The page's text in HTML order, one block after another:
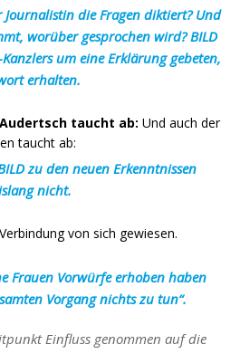
die Fragen diktiert? Und
worüber gesprochen wird? BILD
um eine Erklärung gebeten,
erhalten.
taucht ab: Und auch der
taucht ab:
zu den neuen Erkenntnissen
nicht.
von sich gewiesen.
Frauen Vorwürfe erhoben haben
Vorgang nichts zu tun“.
Einfluss genommen auf die